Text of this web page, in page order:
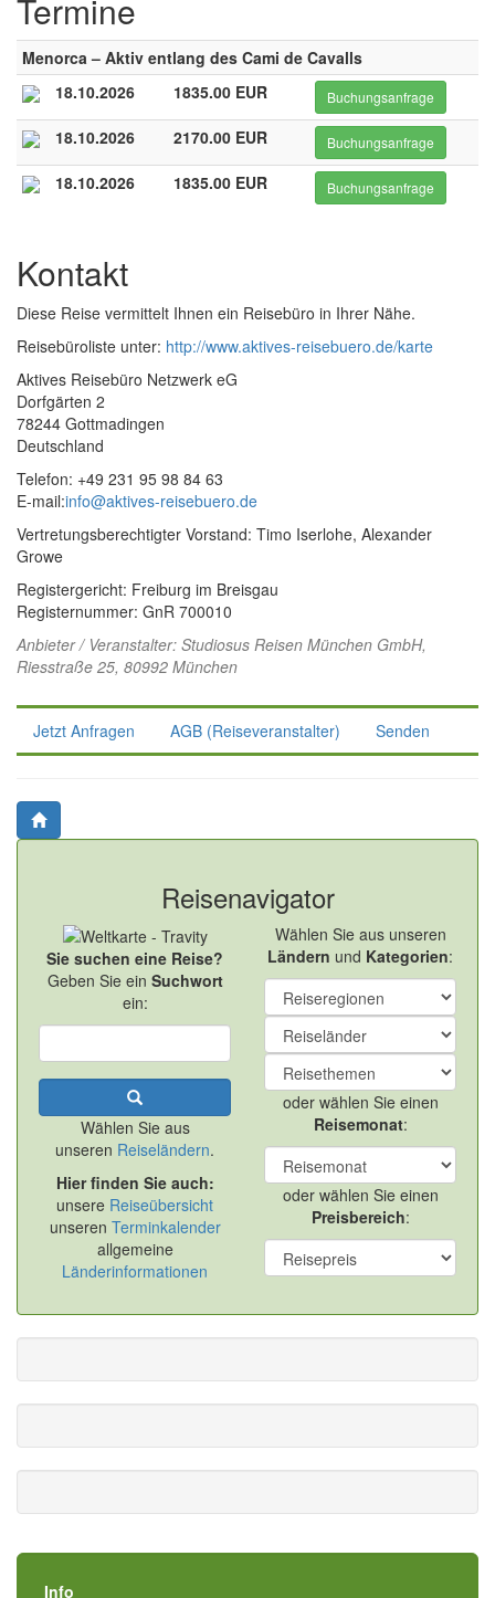
Termine
Menorca – Aktiv entlang des Cami de Cavalls
18.10.2026
1835.00 EUR Buchungsanfrage
18.10.2026 2170.00 EUR Buchungsanfrage
18.10.2026 1835.00 EUR Buchungsanfrage
Kontakt
Diese Reise vermittelt Ihnen ein Reisebüro in Ihrer Nähe.
Reisebüroliste unter: http://www.aktives-reisebuero.de/karte
Aktives Reisebüro Netzwerk eG
Dorfgärten 2
78244 Gottmadingen
Deutschland
Telefon: +49 231 95 98 84 63
E-mail:info@aktives-reisebuero.de
Vertretungsberechtigter Vorstand: Timo Iserlohe, Alexander
Growe
Registergericht: Freiburg im Breisgau
Registernummer: GnR 700010
Anbieter / Veranstalter: Studiosus Reisen München GmbH,
Riesstraße 25, 80992 München
Jetzt Anfragen AGB (Reiseveranstalter) Senden
Reisenavigator
Sie suchen eine Reise?
Geben Sie ein Suchwort
ein:
Wählen Sie aus
unseren Reiseländern.
Hier finden Sie auch:
unsere Reiseübersicht
unseren Terminkalender
allgemeine
Länderinformationen
Wählen Sie aus unseren
Ländern und Kategorien:
oder wählen Sie einen
Reisemonat:
oder wählen Sie einen
Preisbereich:
Info